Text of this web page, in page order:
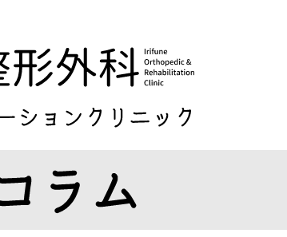
休診と午後の診療に関する
お知らせ